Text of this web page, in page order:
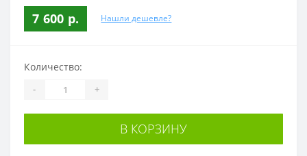
7 600 р. Нашли дешевле?
Количество:
- +
В КОРЗИНУ